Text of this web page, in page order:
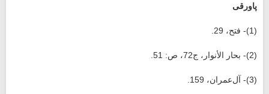
پاورقی
(1)- فتح، 29.
(2)- بحار الأنوار، ج‏72، ص: 51.
(3)- آل‌عمران، 159.